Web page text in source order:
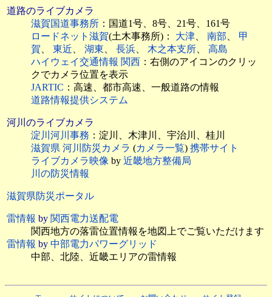
道路のライブカメラ
滋賀国道事務所 ：国道1号、8号、21号、161号
ロードネット滋賀(土木事務所)： 大津、 南部、 甲
賀、 東近、 湖東、 長浜、 木之本支所、 高島
ハイウェイ交通情報 関西 ：右側のアイコンのクリッ
クでカメラ位置を表示
JARTIC ：高速、都市高速、一般道路の情報
道路情報提供システム
河川のライブカメラ
淀川河川事務 ：淀川、木津川、宇治川、桂川
滋賀県 河川防災カメラ (カメラ一覧) 携帯サイト
ライブカメラ映像 by 近畿地方整備局
川の防災情報
滋賀県防災ポータル
雷情報 by 関西電力送配電
関西地方の落雷位置情報を地図上でご覧いただけます
雷情報 by 中部電力パワーグリッド
中部、北陸、近畿エリアの雷情報